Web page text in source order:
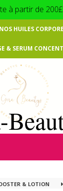
à partir de
NOS HUILES
& SERUM
& LOTION